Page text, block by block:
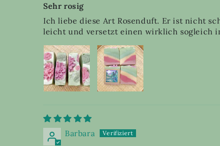
Sehr rosig
Ich liebe diese Art Rosenduft. Er ist nicht
leicht und versetzt einen wirklich sogleich
Barbara